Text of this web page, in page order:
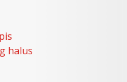
halus